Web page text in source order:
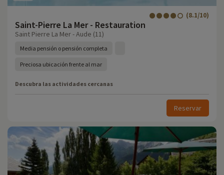
Saint-Pierre La Mer - Restauration
(8.1/10)
Saint Pierre La Mer - Aude (11)
Media pensión o pensión completa
Preciosa ubicación frente al mar
Descubra las actividades cercanas
Reservar